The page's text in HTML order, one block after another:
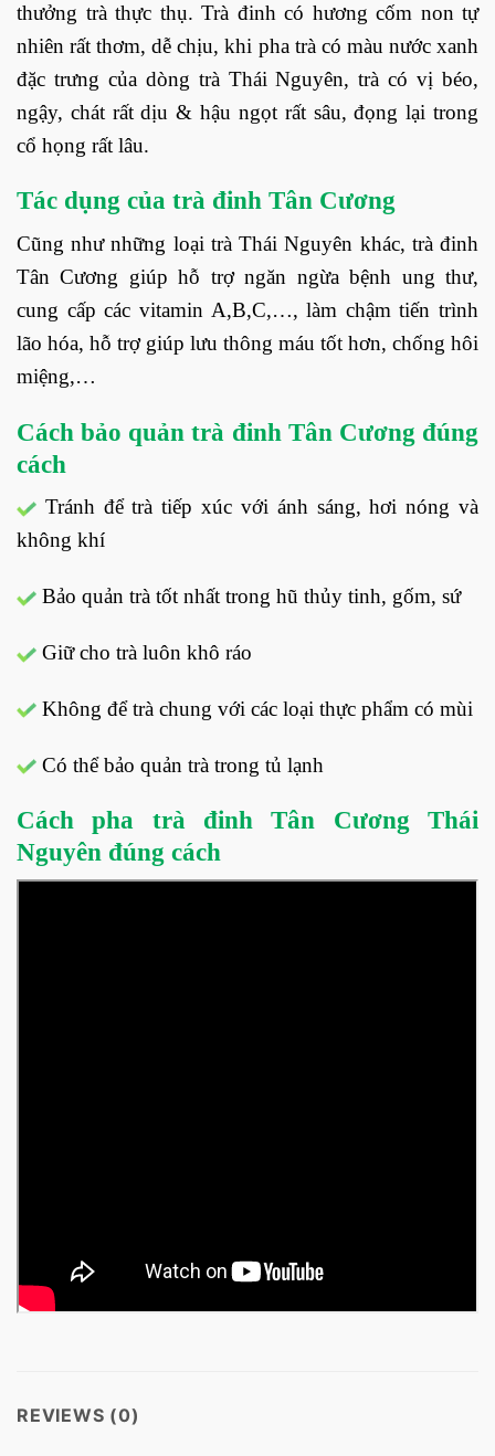
thưởng trà thực thụ. Trà đinh có hương cốm non tự
nhiên rất thơm, dễ chịu, khi pha trà có màu nước xanh
đặc trưng của dòng trà Thái Nguyên, trà có vị béo,
ngậy, chát rất dịu & hậu ngọt rất sâu, đọng lại trong
cổ họng rất lâu.
Tác dụng của trà đinh Tân Cương
Cũng như những loại trà Thái Nguyên khác, trà đinh
Tân Cương giúp hỗ trợ ngăn ngừa bệnh ung thư,
cung cấp các vitamin A,B,C,…, làm chậm tiến trình
lão hóa, hỗ trợ giúp lưu thông máu tốt hơn, chống hôi
miệng,…
Cách bảo quản trà đinh Tân Cương đúng
cách
Tránh để trà tiếp xúc với ánh sáng, hơi nóng và
không khí
Bảo quản trà tốt nhất trong hũ thủy tinh, gốm, sứ
Giữ cho trà luôn khô ráo
Không để trà chung với các loại thực phẩm có mùi
Có thể bảo quản trà trong tủ lạnh
Cách pha trà đinh Tân Cương Thái
Nguyên đúng cách
REVIEWS (0)